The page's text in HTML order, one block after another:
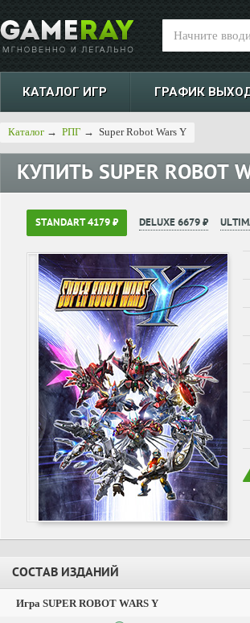
КАТАЛОГ ИГР ГРАФИК
Каталог → РПГ → Super Robot Wars Y
КУПИТЬ SUPER ROBOT
STANDART 4179 ₽ DELUXE 6679 ₽
СОСТАВ ИЗДАНИЙ
Игра SUPER ROBOT WARS Y